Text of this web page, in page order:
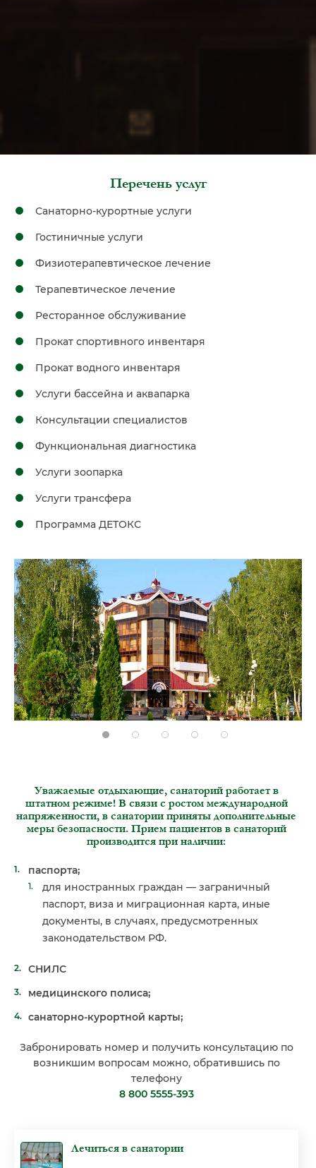
Перечень услуг
Санаторно-курортные услуги
Гостиничные услуги
Физиотерапевтическое лечение
Терапевтическое лечение
Ресторанное обслуживание
Прокат спортивного инвентаря
Прокат водного инвентаря
Услуги бассейна и аквапарка
Консультации специалистов
Функциональная диагностика
Услуги зоопарка
Услуги трансфера
Программа ДЕТОКС
Item 1Item 2Item 3Item 4Item 5
Уважаемые отдыхающие, санаторий работает в
штатном режиме! В связи с ростом международной
напряженности, в санатории приняты дополнительные
меры безопасности. Прием пациентов в санаторий
производится при наличии:
паспорта;
для иностранных граждан — заграничный
паспорт, виза и миграционная карта, иные
документы, в случаях, предусмотренных
законодательством РФ.
СНИЛС
медицинского полиса;
санаторно-курортной карты;
Забронировать номер и получить консультацию по
возникшим вопросам можно, обратившись по
телефону
8 800 5555-393
Лечиться в санатории